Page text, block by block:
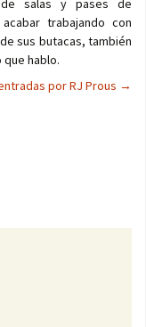
salas y pases de
trabajando con
sus butacas, también
hablo.
por RJ Prous →